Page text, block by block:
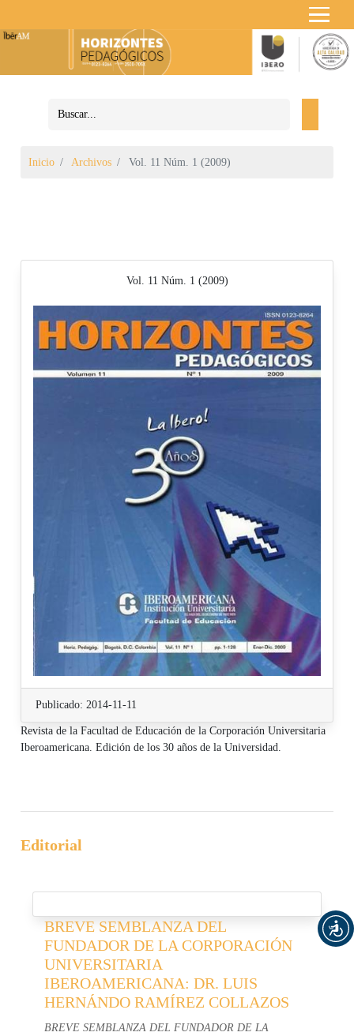
Inicio Archivos Vol. 11 Núm. 1 (2009)
Vol. 11 Núm. 1 (2009)
Publicado: 2014-11-11
Revista de la Facultad de Educación de la Corporación Universitaria
Iberoamericana. Edición de los 30 años de la Universidad.
Editorial
BREVE SEMBLANZA DEL
FUNDADOR DE LA CORPORACIÓN
UNIVERSITARIA
IBEROAMERICANA: DR. LUIS
HERNÁNDO RAMÍREZ COLLAZOS
BREVE SEMBLANZA DEL FUNDADOR DE LA